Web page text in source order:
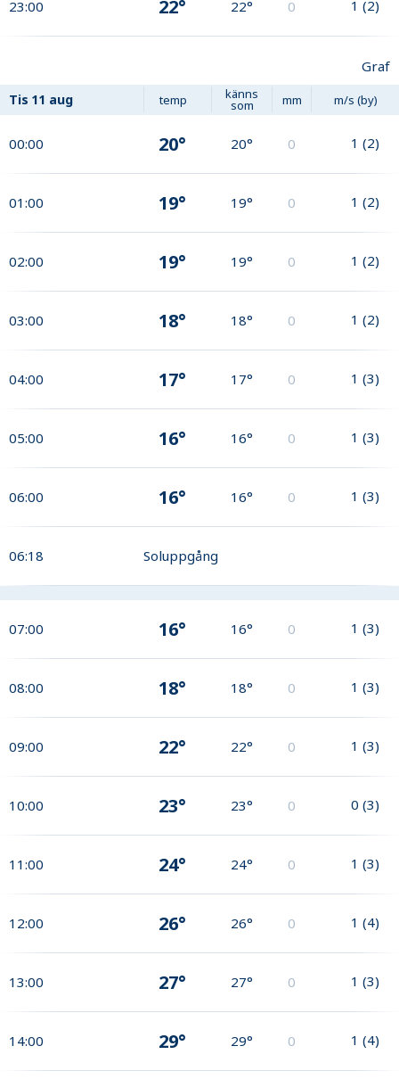
23:00 22° 22° 0 1 (2)
Graf
Tis 11 aug temp känns
som mm m/s (by)
00:00 20° 20° 0 1 (2)
01:00 19° 19° 0 1 (2)
02:00 19° 19° 0 1 (2)
03:00 18° 18° 0 1 (2)
04:00 17° 17° 0 1 (3)
05:00 16° 16° 0 1 (3)
06:00 16° 16° 0 1 (3)
06:18 Soluppgång
07:00 16° 16° 0 1 (3)
08:00 18° 18° 0 1 (3)
09:00 22° 22° 0 1 (3)
10:00 23° 23° 0 0 (3)
11:00 24° 24° 0 1 (3)
12:00 26° 26° 0 1 (4)
13:00 27° 27° 0 1 (3)
14:00 29° 29° 0 1 (4)